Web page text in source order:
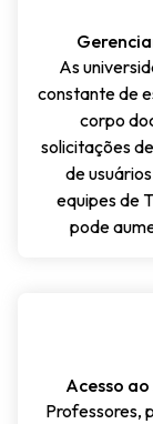
As
constante de
corpo
solicitações
de
equipes de
pode
Acesso
Professores,